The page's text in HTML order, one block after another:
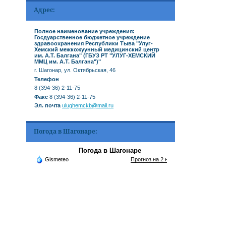
Адрес:
Полное наименование учреждения:
Госдуарственное бюджетное учреждение
здравоохранения Республики Тыва "Улуг-
Хемский межкожуунный медицинский центр
им. А.Т. Балгана" (ГБУЗ РТ "УЛУГ-ХЕМСКИЙ
ММЦ им. А.Т. Балгана")"
г. Шагонар, ул. Октябрьская, 46
Телефон
8 (394-36) 2-11-75
Факс 8 (394-36) 2-11-75
Эл. почта ulughemckb@mail.ru
Погода в Шагонаре:
Погода в Шагонаре
Gismeteo Прогноз на 2 недели